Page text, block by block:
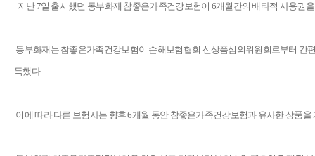
지난 7일 출시했던 동부화재 참좋은가족건강보험이 6개월간의 배타적 사용권
동부화재는 참좋은가족건강보험이 손해보험협회 신상품심의위원회로부터 간
득했다.
이에 따라 다른 보험사는 향후 6개월 동안 참좋은가족건강보험과 유사한 상품을